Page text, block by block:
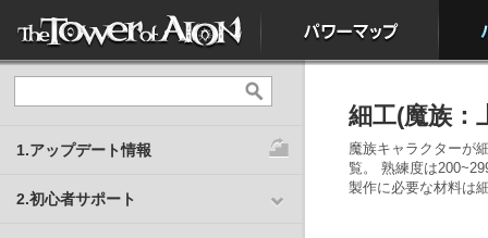
1.アップデート情報
2.初心者サポート
細工(魔族：
魔族キャラクターが
覧。 熟練度は
製作に必要な材料は